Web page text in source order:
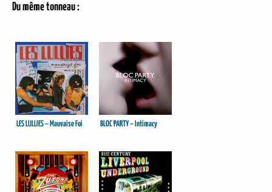
Du même tonneau :
LES LULLIES – Mauvaise Foi BLOC PARTY – Intimacy